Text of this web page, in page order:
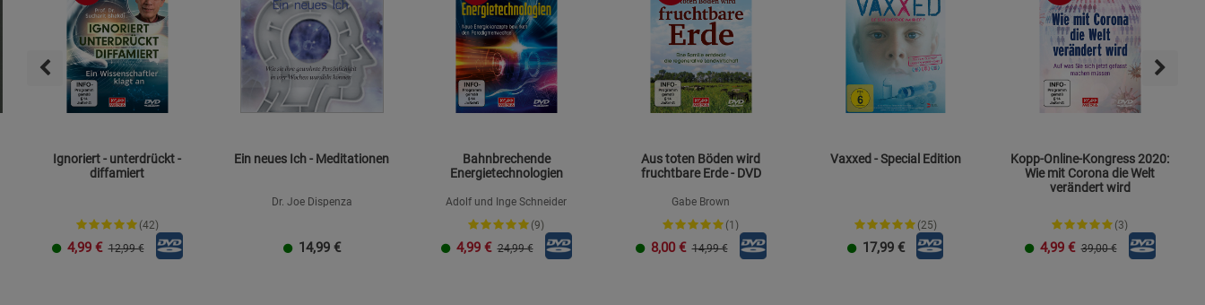
Ignoriert - unterdrückt -
diffamiert
(42)
4,99 € 12,99 €
Ein neues Ich - Meditationen
Dr. Joe Dispenza
14,99 €
Bahnbrechende
Energietechnologien
Adolf und Inge Schneider
(9)
4,99 € 24,99 €
Aus toten Böden wird
fruchtbare Erde - DVD
Gabe Brown
(1)
8,00 € 14,99 €
Vaxxed - Special Edition
(25)
17,99 €
Kopp-Online-Kongress 2020:
Wie mit Corona die Welt
verändert wird
(3)
4,99 € 39,00 €
Statistik Cookies (2) Statistik Cookies
Beschreibung Statistik Cookies
Cookie-Informationen anzeigen
Beschreibung Marketing Cookies
Datenschutzerklärung